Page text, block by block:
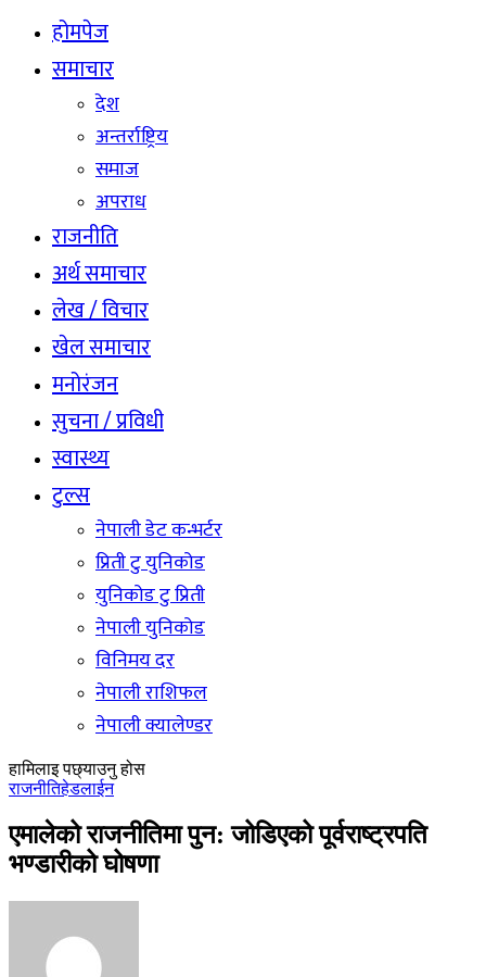
होमपेज
समाचार
देश
अन्तर्राष्ट्रिय
समाज
अपराध
राजनीति
अर्थ समाचार
लेख / विचार
खेल समाचार
मनोरंजन
सुचना / प्रविधी
स्वास्थ्य
टुल्स
नेपाली डेट कन्भर्टर
प्रिती टु युनिकोड
युनिकोड टु प्रिती
नेपाली युनिकोड
विनिमय दर
नेपाली राशिफल
नेपाली क्यालेण्डर
हामिलाइ पछ्याउनु होस
राजनीतिहेडलाईन
एमालेको राजनीतिमा पुन: जोडिएको पूर्वराष्ट्रपति
भण्डारीको घोषणा